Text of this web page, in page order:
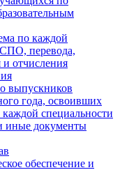
по каждой
перевода,
и отчисления
выпускников
года, освоивших
специальности
иные документы
обеспечение и